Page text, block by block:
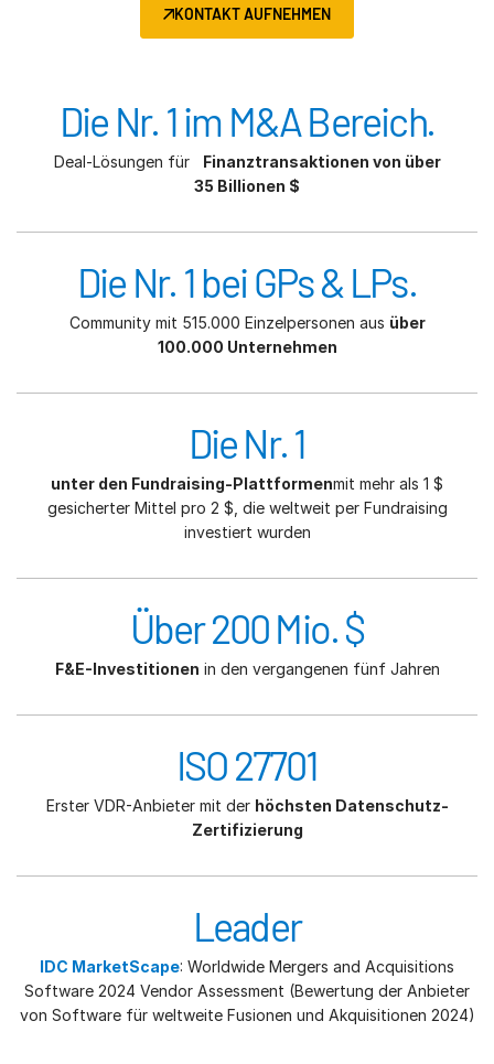
KONTAKT AUFNEHMEN
Die Nr. 1 im M&A Bereich.
Deal-Lösungen für Finanztransaktionen von über
35 Billionen $
Die Nr. 1 bei GPs & LPs.
Community mit 515.000 Einzelpersonen aus über
100.000 Unternehmen
Die Nr. 1
unter den Fundraising-Plattformenmit mehr als 1 $
gesicherter Mittel pro 2 $, die weltweit per Fundraising
investiert wurden
Über 200 Mio. $
F&E-Investitionen in den vergangenen fünf Jahren
ISO 27701
Erster VDR-Anbieter mit der höchsten Datenschutz-
Zertifizierung
Leader
IDC MarketScape: Worldwide Mergers and Acquisitions
Software 2024 Vendor Assessment (Bewertung der Anbieter
von Software für weltweite Fusionen und Akquisitionen 2024)